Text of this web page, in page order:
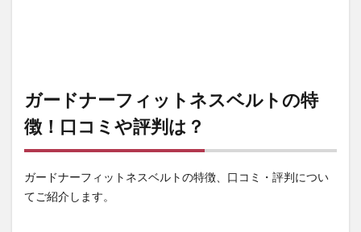
ガードナーフィットネスベルトの特
徴！口コミや評判は？
ガードナーフィットネスベルトの特徴、口コミ・評判につい
てご紹介します。